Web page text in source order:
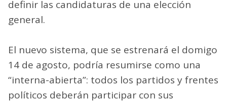
definir las candidaturas de una elección
general.
El nuevo sistema, que se estrenará el domigo
14 de agosto, podría resumirse como una
“interna-abierta”: todos los partidos y frentes
políticos deberán participar con sus